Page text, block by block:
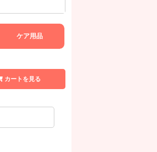
ケア用品
カートを見る